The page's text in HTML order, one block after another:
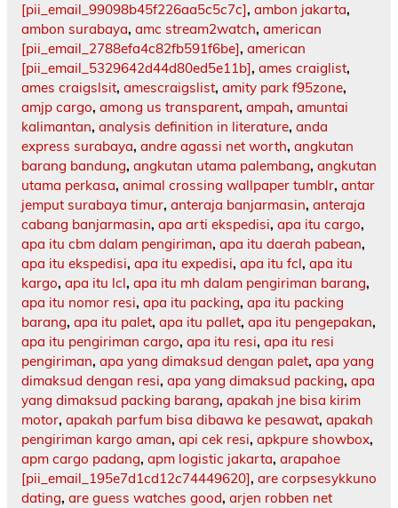
[pii_email_99098b45f226aa5c5c7c], ambon jakarta,
ambon surabaya, amc stream2watch, american
[pii_email_2788efa4c82fb591f6be], american
[pii_email_5329642d44d80ed5e11b], ames craiglist,
ames craigslsit, amescraigslist, amity park f95zone,
amjp cargo, among us transparent, ampah, amuntai
kalimantan, analysis definition in literature, anda
express surabaya, andre agassi net worth, angkutan
barang bandung, angkutan utama palembang, angkutan
utama perkasa, animal crossing wallpaper tumblr, antar
jemput surabaya timur, anteraja banjarmasin, anteraja
cabang banjarmasin, apa arti ekspedisi, apa itu cargo,
apa itu cbm dalam pengiriman, apa itu daerah pabean,
apa itu ekspedisi, apa itu expedisi, apa itu fcl, apa itu
kargo, apa itu lcl, apa itu mh dalam pengiriman barang,
apa itu nomor resi, apa itu packing, apa itu packing
barang, apa itu palet, apa itu pallet, apa itu pengepakan,
apa itu pengiriman cargo, apa itu resi, apa itu resi
pengiriman, apa yang dimaksud dengan palet, apa yang
dimaksud dengan resi, apa yang dimaksud packing, apa
yang dimaksud packing barang, apakah jne bisa kirim
motor, apakah parfum bisa dibawa ke pesawat, apakah
pengiriman kargo aman, api cek resi, apkpure showbox,
apm cargo padang, apm logistic jakarta, arapahoe
[pii_email_195e7d1cd12c74449620], are corpsesykkuno
dating, are guess watches good, arjen robben net